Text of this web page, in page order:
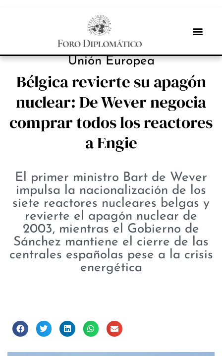
ESTRATEGIAS
Unión Europea
Bélgica revierte su apagón
nuclear: De Wever negocia
comprar todos los reactores
a Engie
El primer ministro Bart de Wever
impulsa la nacionalización de los
siete reactores nucleares belgas y
revierte el apagón nuclear de
2003, mientras el Gobierno de
Sánchez mantiene el cierre de las
centrales españolas pese a la crisis
energética